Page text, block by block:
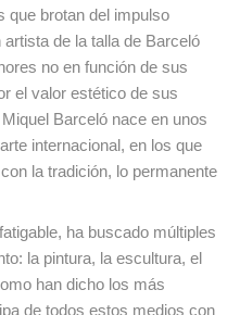
que brotan del impulso
de la talla de Barceló
no en función de sus
el valor estético de sus
Barceló nace en unos
internacional, en los que
la tradición, lo permanente
ha buscado múltiples
la pintura, la escultura, el
han dicho los más
de todos estos medios con